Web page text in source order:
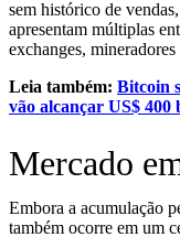
sem histórico de
apresentam múltiplas
exchanges, mineradores
Leia também: Bitcoin
vão alcançar US$ 400
Mercado
Embora a acumulação
também ocorre em um